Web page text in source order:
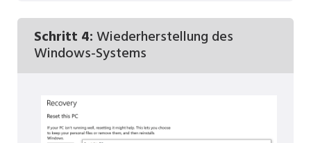
Schritt 4:Wiederherstellung des
Windows-Systems